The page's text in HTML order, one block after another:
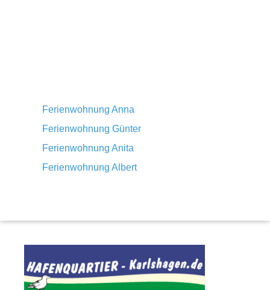
Ferienwohnung Anna
Ferienwohnung Günter
Ferienwohnung Anita
Ferienwohnung Albert